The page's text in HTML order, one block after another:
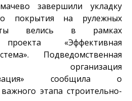
завершили укладку
покрытия на рулежных
велись в рамках
«Эффективная
Подведомственная
организация
сообщила о
этапа строительно-